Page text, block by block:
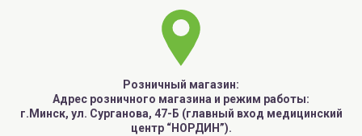
Розничный магазин:
Адрес розничного магазина и режим работы:
г.Минск, ул. Сурганова, 47-Б (главный вход медицинский
центр “НОРДИН”).